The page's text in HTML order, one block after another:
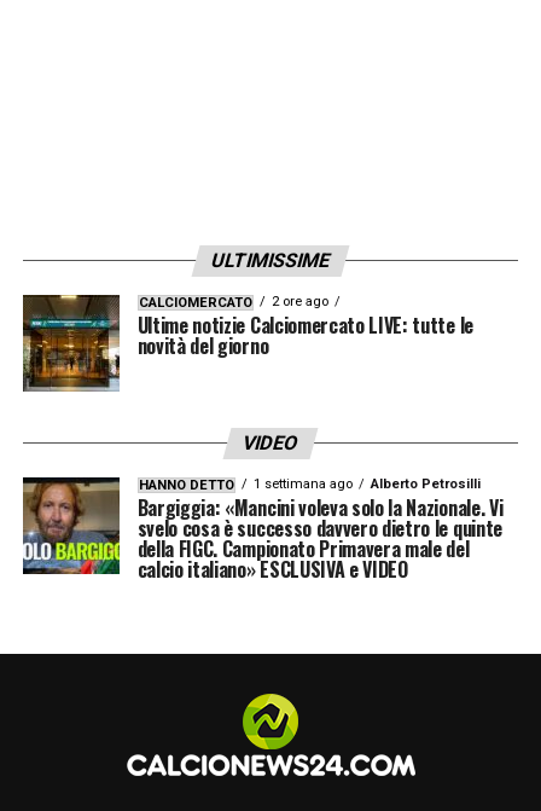
americana deve registrare 60 milioni di euro
in plusvalenze per rispettare i rigidi paletti
imposti dal Fair Play Finanziario.
40 milioni di euro, una cifra importante che
tiene conto anche di una percentuale sul
prezzo di vendita destinata al giocatore
stesso e al suo entourage.
società più attive in questa fase di mercato e
non si ferma a un solo obiettivo. Per il
reparto difensivo si continua a lavorare su
Oumar Soletdell’Udinese, con un gap di
ULTIMISSIME
CALCIOMERCATO 2 ore ago
Ultime notizie Calciomercato LIVE: tutte le
novità del giorno
VIDEO
HANNO DETTO 1 settimana ago Alberto Petrosilli
Bargiggia: «Mancini voleva solo la Nazionale. Vi
svelo cosa è successo davvero dietro le quinte
della FIGC. Campionato Primavera male del
calcio italiano» ESCLUSIVA e VIDEO